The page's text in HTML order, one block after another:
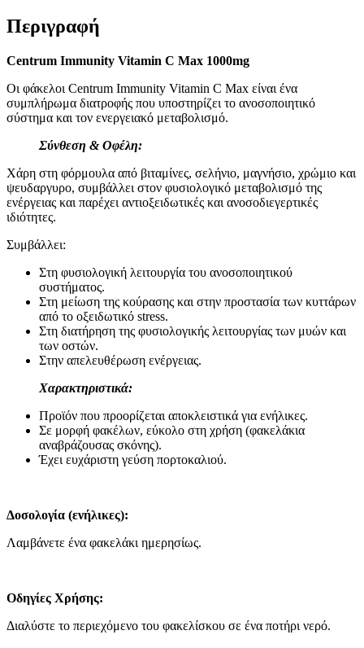
Περιγραφή
Centrum Immunity Vitamin C Max 1000mg
Οι φάκελοι Centrum Immunity Vitamin C Max είναι ένα
συμπλήρωμα διατροφής που υποστηρίζει το ανοσοποιητικό
σύστημα και τον ενεργειακό μεταβολισμό.
Σύνθεση & Οφέλη:
Χάρη στη φόρμουλα από βιταμίνες, σελήνιο, μαγνήσιο, χρώμιο και
ψευδαργυρο, συμβάλλει στον φυσιολογικό μεταβολισμό της
ενέργειας και παρέχει αντιοξειδωτικές και ανοσοδιεγερτικές
ιδιότητες.
Συμβάλλει:
Στη φυσιολογική λειτουργία του ανοσοποιητικού
συστήματος.
Στη μείωση της κούρασης και στην προστασία των κυττάρων
από το οξειδωτικό stress.
Στη διατήρηση της φυσιολογικής λειτουργίας των μυών και
των οστών.
Στην απελευθέρωση ενέργειας.
Χαρακτηριστικά:
Προϊόν που προορίζεται αποκλειστικά για ενήλικες.
Σε μορφή φακέλων, εύκολο στη χρήση (φακελάκια
αναβράζουσας σκόνης).
Έχει ευχάριστη γεύση πορτοκαλιού.
Δοσολογία (ενήλικες):
Λαμβάνετε ένα φακελάκι ημερησίως.
Οδηγίες Χρήσης:
Διαλύστε το περιεχόμενο του φακελίσκου σε ένα ποτήρι νερό.